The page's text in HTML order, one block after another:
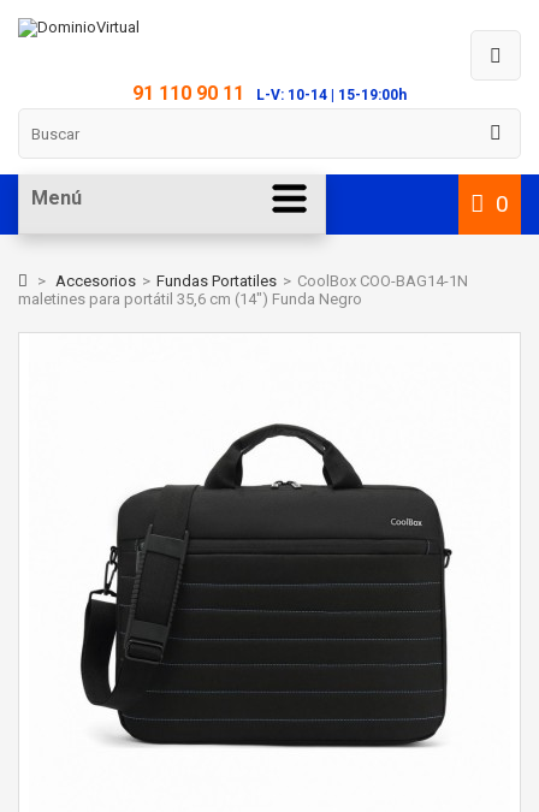
91 110 90 11 L-V: 10-14 | 15-19:00h
0
Menú
> Accesorios > Fundas Portatiles > CoolBox COO-BAG14-1N
maletines para portátil 35,6 cm (14") Funda Negro